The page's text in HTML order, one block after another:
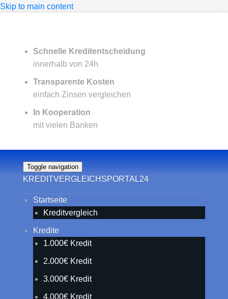
Skip to main content
Schnelle Kreditentscheidung
innerhalb von 24h
Transparente Kosten
einfach Zinsen vergleichen
In Kooperation
mit vielen Banken
Toggle navigation
KREDITVERGLEICHSPORTAL24
Startseite
Kreditvergleich
Kredite
1.000€ Kredit
2.000€ Kredit
3.000€ Kredit
4.000€ Kredit